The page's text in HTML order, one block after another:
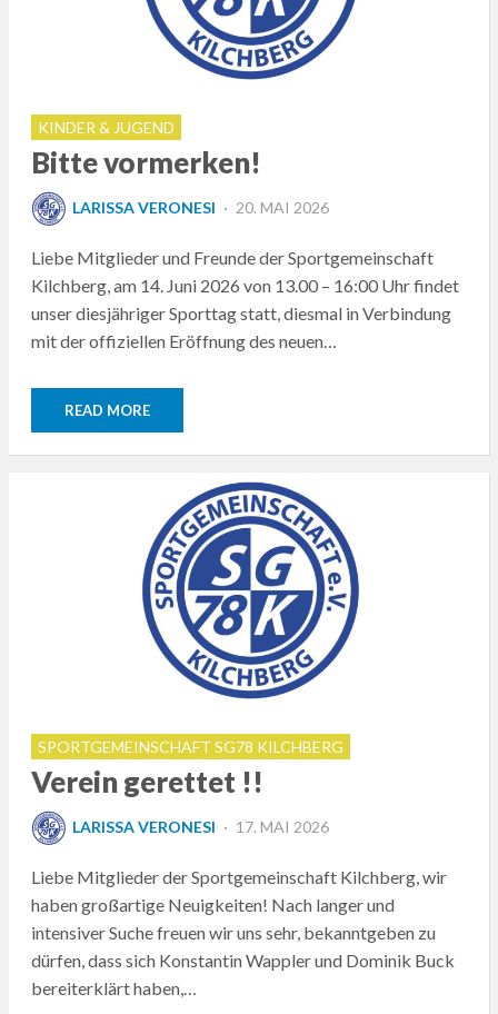
KINDER & JUGEND
Bitte vormerken!
LARISSA VERONESI
POSTED
20. MAI 2026
Liebe Mitglieder und Freunde der Sportgemeinschaft
Kilchberg, am 14. Juni 2026 von 13.00 – 16:00 Uhr findet
unser diesjähriger Sporttag statt, diesmal in Verbindung
mit der offiziellen Eröffnung des neuen…
READ MORE
SPORTGEMEINSCHAFT SG78 KILCHBERG
Verein gerettet !!
LARISSA VERONESI
POSTED
17. MAI 2026
Liebe Mitglieder der Sportgemeinschaft Kilchberg, wir
haben großartige Neuigkeiten! Nach langer und
intensiver Suche freuen wir uns sehr, bekanntgeben zu
dürfen, dass sich Konstantin Wappler und Dominik Buck
bereiterklärt haben,…